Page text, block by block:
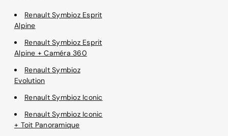
Renault Symbioz Esprit
Alpine
Renault Symbioz Esprit
Alpine + Caméra 360
Renault Symbioz
Evolution
Renault Symbioz Iconic
Renault Symbioz Iconic
+ Toit Panoramique